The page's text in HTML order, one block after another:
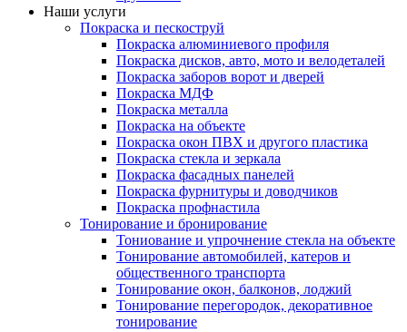
Наши услуги
Покраска и пескоструй
Покраска алюминиевого профиля
Покраска дисков, авто, мото и велодеталей
Покраска заборов ворот и дверей
Покраска МДФ
Покраска металла
Покраска на объекте
Покраска окон ПВХ и другого пластика
Покраска стекла и зеркала
Покраска фасадных панелей
Покраска фурнитуры и доводчиков
Покраска профнастила
Тонирование и бронирование
Тониование и упрочнение стекла на объекте
Тонирование автомобилей, катеров и
общественного транспорта
Тонирование окон, балконов, лоджий
Тонирование перегородок, декоративное
тонирование